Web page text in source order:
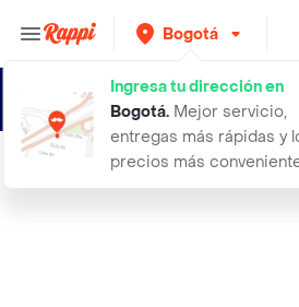
Bogotá
Ingresa tu dirección en
Bogotá. Mejor servicio,
entregas más rápidas y
precios más
1 aposito duoderm cgf 10x10 cms